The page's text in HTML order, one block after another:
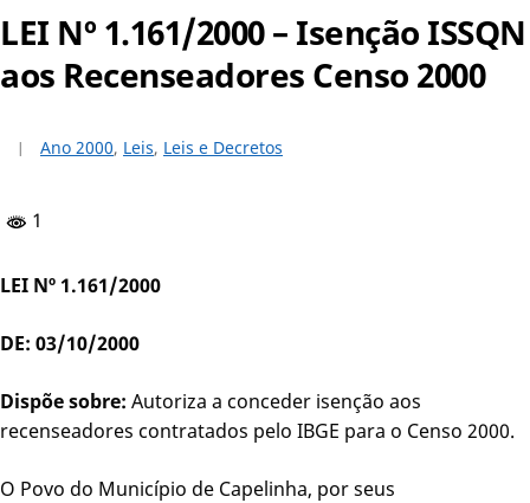
LEI Nº 1.161/2000 – Isenção ISSQN
aos Recenseadores Censo 2000
Ano 2000, Leis, Leis e Decretos
1
LEI Nº 1.161/2000
DE: 03/10/2000
Dispõe sobre: Autoriza a conceder isenção aos
recenseadores contratados pelo IBGE para o Censo 2000.
O Povo do Município de Capelinha, por seus